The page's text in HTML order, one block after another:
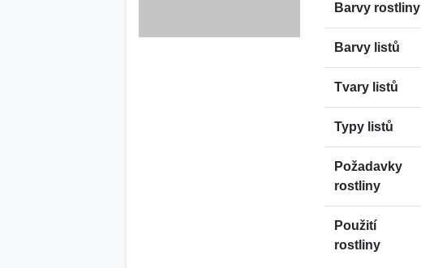
Barvy rostliny
Barvy listů
Tvary listů
Typy listů
Požadavky
rostliny
Použití
rostliny